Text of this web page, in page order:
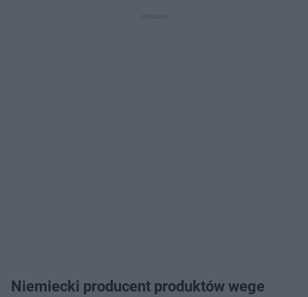
Niemiecki producent produktów wege